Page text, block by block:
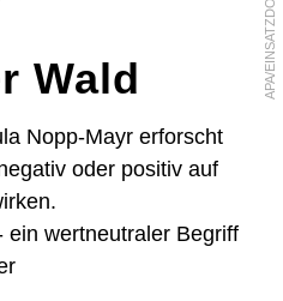
Wald
Nopp-Mayr erforscht
oder positiv auf
ein wertneutraler Begriff